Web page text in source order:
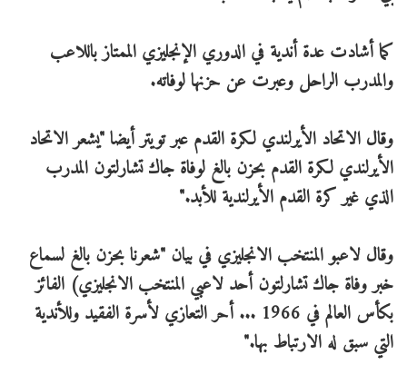
كما أشادت عدة أندية في الدوري الإنجليزي الممتاز باللاعب
والمدرب الراحل وعبرت عن حزنها لوفاته.
وقال الاتحاد الأيرلندي لكرة القدم عبر تويتر أيضا "يشعر الاتحاد
الأيرلندي لكرة القدم بحزن بالغ لوفاة جاك تشارلتون المدرب
الذي غير كرة القدم الأيرلندية للأبد."
وقال لاعبو المنتخب الانجليزي في بيان "شعرنا بحزن بالغ لسماع
خبر وفاة جاك تشارلتون أحد لاعبي المنتخب الانجليزي) الفائز
بكأس العالم في 1966 ... أحر التعازي لأسرة الفقيد وللأندية
التي سبق له الارتباط بها."